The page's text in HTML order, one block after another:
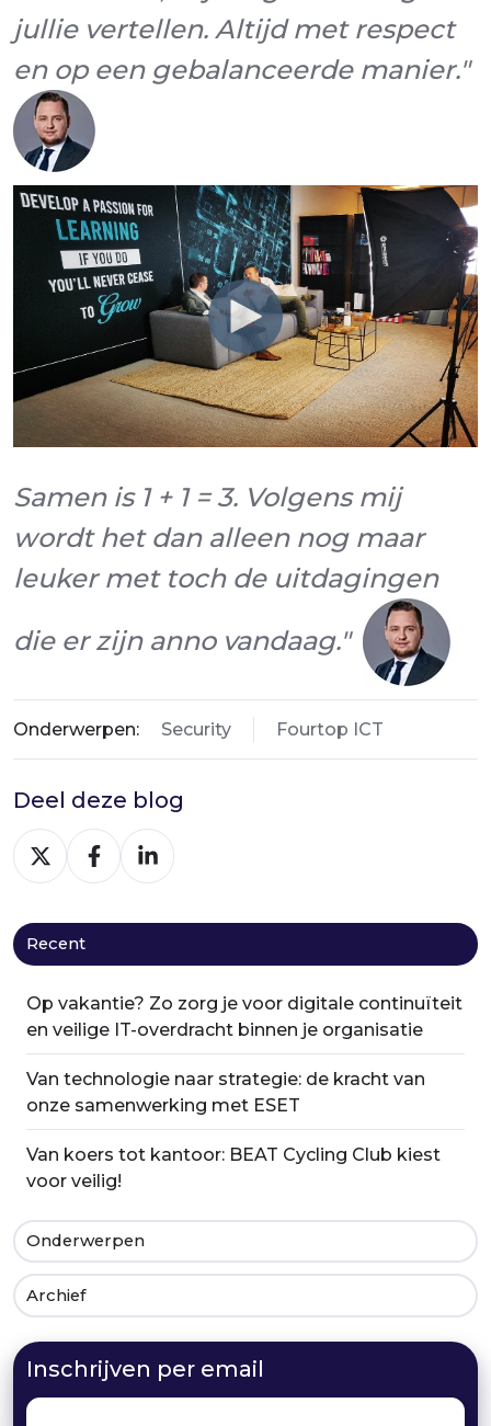
jullie vertellen. Altijd met respect
en op een gebalanceerde manier."
Samen is 1 + 1 = 3. Volgens mij
wordt het dan alleen nog maar
leuker met toch de uitdagingen
die er zijn anno vandaag."
Onderwerpen: Security Fourtop ICT
Deel deze blog
Deel
via
Deel
via
Deel
via
Recent
Op vakantie? Zo zorg je voor digitale continuïteit
en veilige IT-overdracht binnen je organisatie
Van technologie naar strategie: de kracht van
onze samenwerking met ESET
Van koers tot kantoor: BEAT Cycling Club kiest
voor veilig!
Onderwerpen
Archief
Inschrijven per email
Email